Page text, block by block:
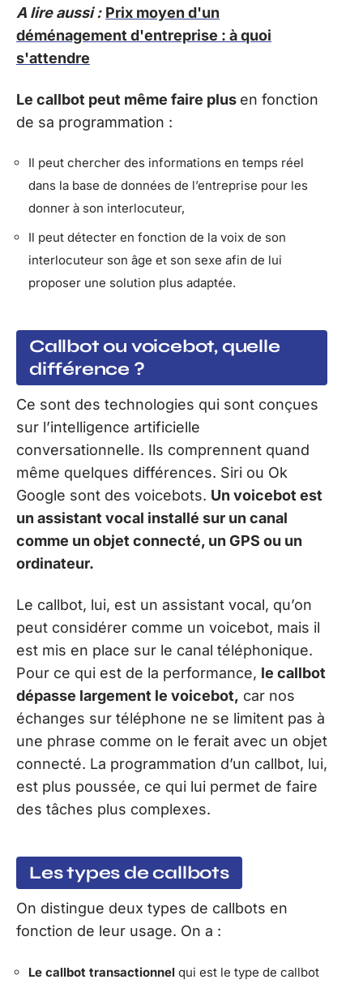
A lire aussi : Prix moyen d'un
déménagement d'entreprise : à quoi
s'attendre
Le callbot peut même faire plus en fonction
de sa programmation :
Il peut chercher des informations en temps réel
dans la base de données de l’entreprise pour les
donner à son interlocuteur,
Il peut détecter en fonction de la voix de son
interlocuteur son âge et son sexe afin de lui
proposer une solution plus adaptée.
Callbot ou voicebot, quelle
différence ?
Ce sont des technologies qui sont conçues
sur l’intelligence artificielle
conversationnelle. Ils comprennent quand
même quelques différences. Siri ou Ok
Google sont des voicebots. Un voicebot est
un assistant vocal installé sur un canal
comme un objet connecté, un GPS ou un
ordinateur.
Le callbot, lui, est un assistant vocal, qu’on
peut considérer comme un voicebot, mais il
est mis en place sur le canal téléphonique.
Pour ce qui est de la performance, le callbot
dépasse largement le voicebot, car nos
échanges sur téléphone ne se limitent pas à
une phrase comme on le ferait avec un objet
connecté. La programmation d’un callbot, lui,
est plus poussée, ce qui lui permet de faire
des tâches plus complexes.
Les types de callbots
On distingue deux types de callbots en
fonction de leur usage. On a :
Le callbot transactionnel qui est le type de callbot